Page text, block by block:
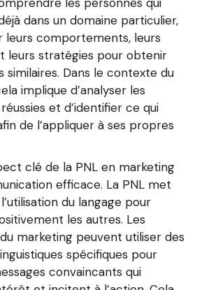
dans un domaine particulier,
leurs comportements, leurs
leurs stratégies pour obtenir
similaires. Dans le contexte du
implique d’analyser les
et d’identifier ce qui
de l’appliquer à ses propres
clé de la PNL en marketing
efficace. La PNL met
du langage pour
les autres. Les
marketing peuvent utiliser des
spécifiques pour
convaincants qui